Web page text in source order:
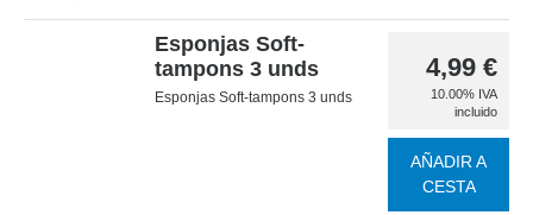
Esponjas Soft-
tampons 3 unds
Esponjas Soft-tampons 3 unds
4,99 €
10.00% IVA
incluido
AÑADIR A
CESTA